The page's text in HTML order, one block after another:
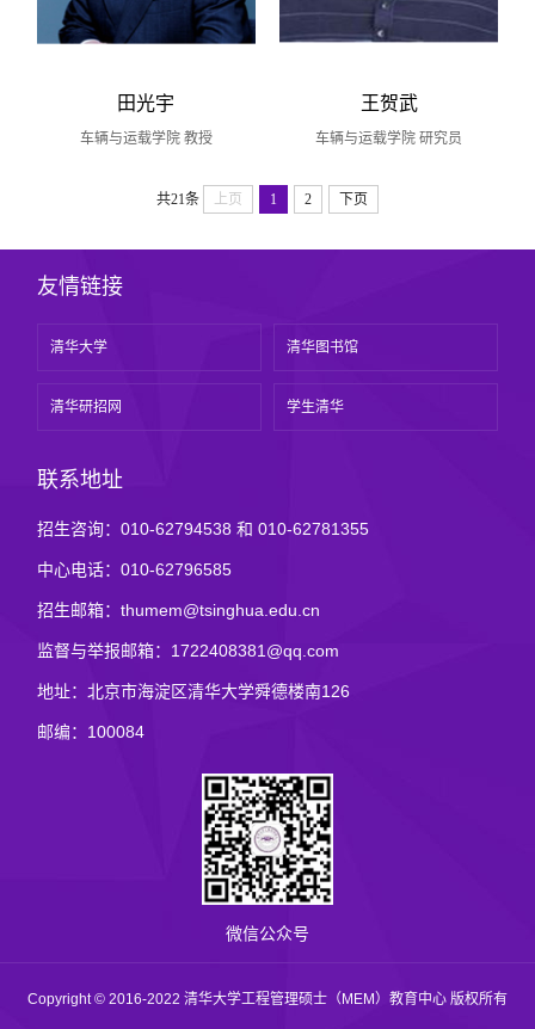
田光宇
车辆与运载学院 教授
王贺武
车辆与运载学院 研究员
共21条 上页 1 2 下页
友情链接
清华大学 清华图书馆
清华研招网 学生清华
联系地址
招生咨询：010-62794538 和 010-62781355
中心电话：010-62796585
招生邮箱：thumem@tsinghua.edu.cn
监督与举报邮箱：1722408381@qq.com
地址：北京市海淀区清华大学舜德楼南126
邮编：100084
微信公众号
Copyright © 2016-2022 清华大学工程管理硕士（MEM）教育中心 版权所有